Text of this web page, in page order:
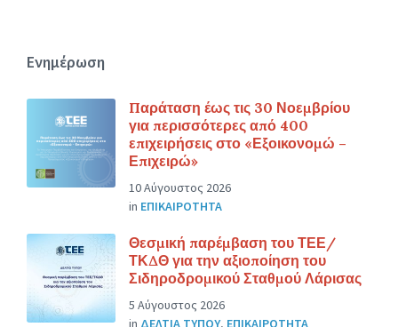
Ενημέρωση
Παράταση έως τις 30 Νοεμβρίου
για περισσότερες από 400
επιχειρήσεις στο «Εξοικονομώ –
Επιχειρώ»
10 Αύγουστος 2026
in ΕΠΙΚΑΙΡΟΤΗΤΑ
Θεσμική παρέμβαση του ΤΕΕ/
ΤΚΔΘ για την αξιοποίηση του
Σιδηροδρομικού Σταθμού Λάρισας
5 Αύγουστος 2026
in ΔΕΛΤΙΑ ΤΥΠΟΥ, ΕΠΙΚΑΙΡΟΤΗΤΑ